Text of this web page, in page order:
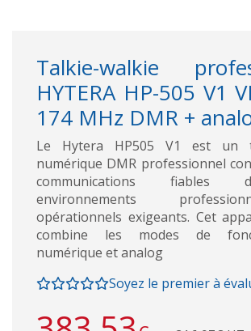
Talkie-walkie
HYTERA HP-505 V1
174 MHz DMR +
Le Hytera HP505 V1 est un
numérique DMR professionnel
communications fiables
environnements
opérationnels exigeants. Cet
combine les modes de
numérique et analog
Soyez le premier à